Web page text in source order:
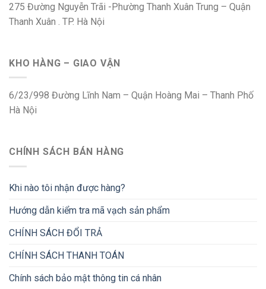
275 Đường Nguyễn Trãi -Phường Thanh Xuân Trung – Quận
Thanh Xuân . TP. Hà Nội
KHO HÀNG – GIAO VẬN
6/23/998 Đường Lĩnh Nam – Quận Hoàng Mai – Thanh Phố
Hà Nội
CHÍNH SÁCH BÁN HÀNG
Khi nào tôi nhận được hàng?
Hướng dẫn kiểm tra mã vạch sản phẩm
CHÍNH SÁCH ĐỔI TRẢ
CHÍNH SÁCH THANH TOÁN
Chính sách bảo mật thông tin cá nhân